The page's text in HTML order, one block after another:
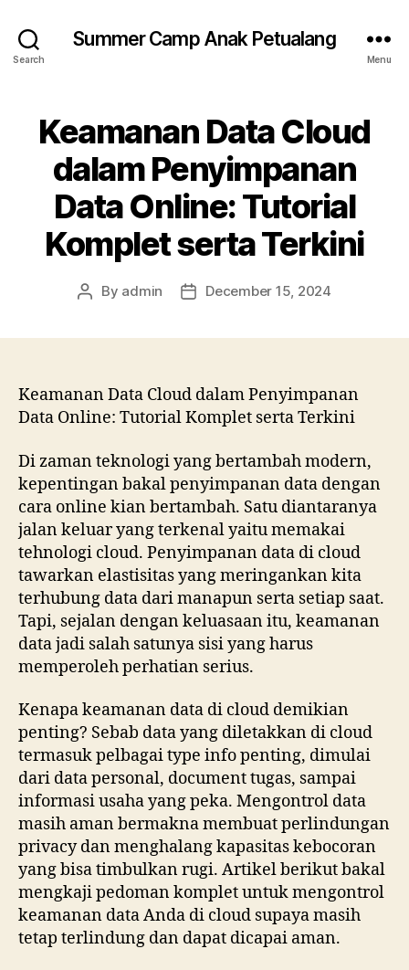
Search
Summer Camp Anak Petualang
Menu
Keamanan Data Cloud
dalam Penyimpanan
Data Online: Tutorial
Komplet serta Terkini
Post
By admin
PostDecember 15, 2024
Keamanan Data Cloud dalam Penyimpanan
Data Online: Tutorial Komplet serta Terkini
Di zaman teknologi yang bertambah modern,
kepentingan bakal penyimpanan data dengan
cara online kian bertambah. Satu diantaranya
jalan keluar yang terkenal yaitu memakai
tehnologi cloud. Penyimpanan data di cloud
tawarkan elastisitas yang meringankan kita
terhubung data dari manapun serta setiap saat.
Tapi, sejalan dengan keluasaan itu, keamanan
data jadi salah satunya sisi yang harus
memperoleh perhatian serius.
Kenapa keamanan data di cloud demikian
penting? Sebab data yang diletakkan di cloud
termasuk pelbagai type info penting, dimulai
dari data personal, document tugas, sampai
informasi usaha yang peka. Mengontrol data
masih aman bermakna membuat perlindungan
privacy dan menghalang kapasitas kebocoran
yang bisa timbulkan rugi. Artikel berikut bakal
mengkaji pedoman komplet untuk mengontrol
keamanan data Anda di cloud supaya masih
tetap terlindung dan dapat dicapai aman.